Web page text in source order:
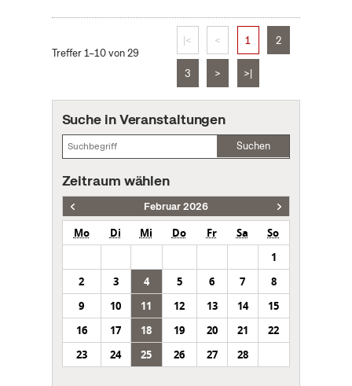
Treffer 1–10 von 29
|< < 1 2
3 > >|
Suche in Veranstaltungen
Suchen
Zeitraum wählen
Februar 2026
Mo Di Mi Do Fr Sa
So
1
2
3 4 5 6 7
8
9
10 11 12 13 14
15
16
17 18 19 20 21
22
23
24 25 26 27 28